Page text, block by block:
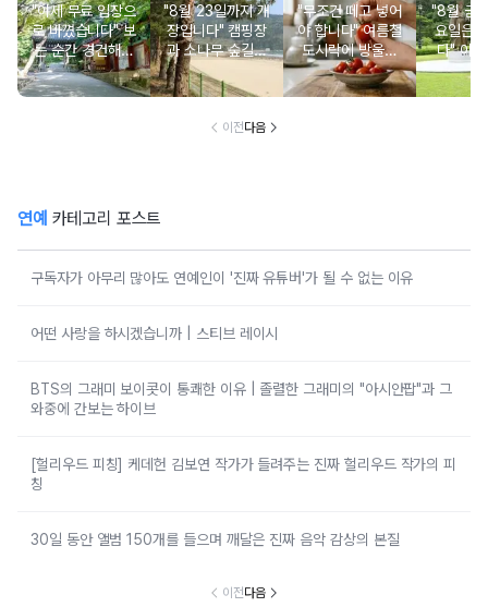
"이제 무료 입장으
로 바꼈습니다" 보
는 순간 경건해지
고 마음이 편안해
지는 사찰 여행지
"8월 23일까지 개
장입니다" 캠핑장
과 소나무 숲길이
붙어있는 조용한
남해 해수욕장
"무조건 떼고 넣어
야 합니다" 여름철
도시락에 방울토
마토 꼭지 그대로
넣으면 생기는 일
"8월 금
요일은
다" 이
무료로
한 의미
이전다음
연예 카테고리 포스트
구독자가 아무리 많아도 연예인이 '진짜 유튜버'가 될 수 없는 이유
어떤 사랑을 하시겠습니까 | 스티브 레이시
BTS의 그래미 보이콧이 통쾌한 이유 | 졸렬한 그래미의 "아시안팝"과 그
와중에 간보는 하이브
[헐리우드 피칭] 케데헌 김보연 작가가 들려주는 진짜 헐리우드 작가의 피
칭
30일 동안 앨범 150개를 들으며 깨달은 진짜 음악 감상의 본질
이전다음